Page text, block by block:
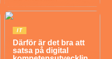
IT
Därför är det bra att
satsa på digital